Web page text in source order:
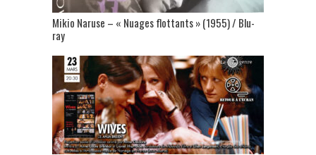
Mikio Naruse – « Nuages flottants » (1955) / Blu-
ray